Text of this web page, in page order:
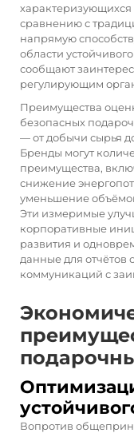
сравнению с
напрямую
области
сообщают
регулирующим
Преимущества
безопасных
— от добычи сырья
Бренды могут
преимущества,
снижение
уменьшение
Эти измеримые
корпоративные
развития и
данные для отчётов
коммуникаций с
Вопротив